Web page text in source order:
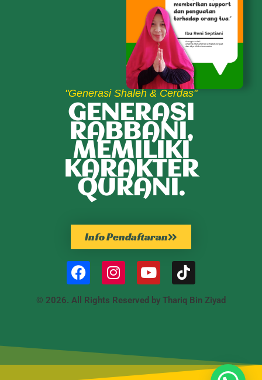
"Generasi Shaleh & Cerdas"
GENERASI
RABBANI,
MEMILIKI
KARAKTER
QURANI.
Info Pendaftaran
© 2026. All Rights Reserved by Thariq Bin Ziyad